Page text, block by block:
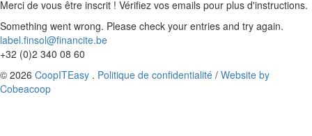
Merci de vous être inscrit ! Vérifiez vos emails pour plus d'instructions.
Something went wrong. Please check your entries and try again.
label.finsol@financite.be
+32 (0)2 340 08 60
© 2026 CoopITEasy . Politique de confidentialité / Website by
Cobeacoop